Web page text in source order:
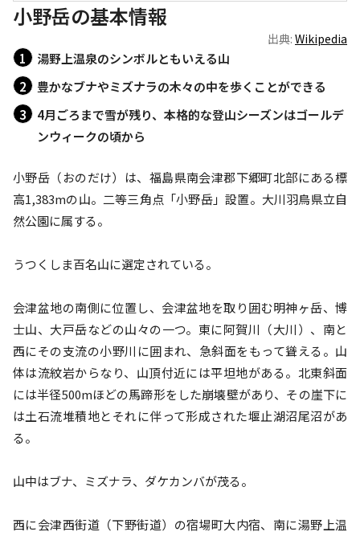
小野岳の基本情報
出典: Wikipedia
湯野上温泉のシンボルともいえる山
豊かなブナやミズナラの木々の中を歩くことができる
4月ごろまで雪が残り、本格的な登山シーズンはゴールデ
ンウィークの頃から
小野岳（おのだけ）は、福島県南会津郡下郷町北部にある標
高1,383mの山。二等三角点「小野岳」設置。大川羽鳥県立自
然公園に属する。
うつくしま百名山に選定されている。
会津盆地の南側に位置し、会津盆地を取り囲む明神ヶ岳、博
士山、大戸岳などの山々の一つ。東に阿賀川（大川）、南と
西にその支流の小野川に囲まれ、急斜面をもって聳える。山
体は流紋岩からなり、山頂付近には平坦地がある。北東斜面
には半径500mほどの馬蹄形をした崩壊壁があり、その崖下に
は土石流堆積地とそれに伴って形成された堰止湖沼尾沼があ
る。
山中はブナ、ミズナラ、ダケカンバが茂る。
西に会津西街道（下野街道）の宿場町大内宿、南に湯野上温